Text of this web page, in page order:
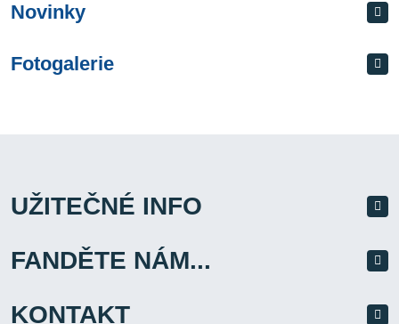
Novinky
Fotogalerie
UŽITEČNÉ INFO
FANDĚTE NÁM...
KONTAKT